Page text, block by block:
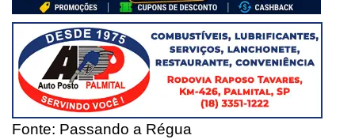
Fonte: Passando a Régua